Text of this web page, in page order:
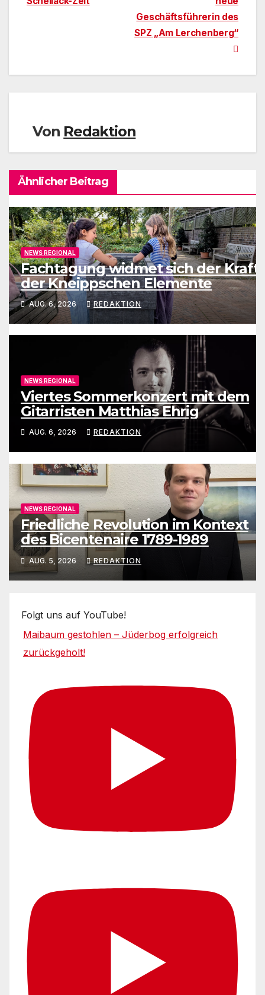
Geschäftsführerin des
SPZ „Am Lerchenberg“
Von Redaktion
Ähnlicher Beitrag
NEWS REGIONAL
Fachtagung widmet sich der Kraft
der Kneippschen Elemente
AUG. 6, 2026 REDAKTION
NEWS REGIONAL
Viertes Sommerkonzert mit dem
Gitarristen Matthias Ehrig
AUG. 6, 2026 REDAKTION
NEWS REGIONAL
Friedliche Revolution im Kontext
des Bicentenaire 1789-1989
AUG. 5, 2026 REDAKTION
Folgt uns auf YouTube!
Maibaum gestohlen – Jüderbog erfolgreich
zurückgeholt!